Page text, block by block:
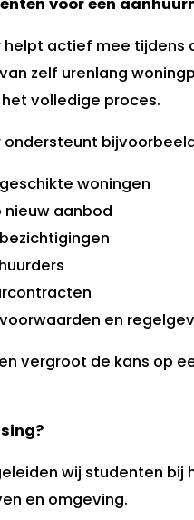
helpt actief mee tijdens
zelf urenlang
volledige proces.
ondersteunt
woningen
nieuw aanbod
en
vergroot de kans op
wij studenten
en omgeving.